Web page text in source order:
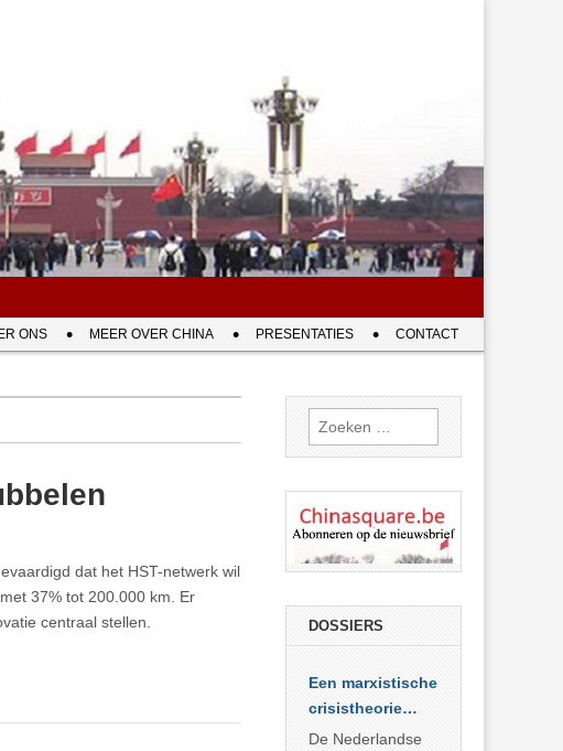
ONS MEER OVER CHINA PRESENTATIES CONTACT
dat het HST-netwerk wil
37% tot 200.000 km. Er
centraal stellen.
Zoeken
naar:
DOSSIERS
Een marxistische
crisistheorie
voor vandaag
De Nederlandse